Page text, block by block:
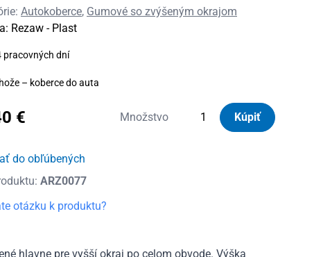
Autokoberce, Gumové so zvýšeným okrajom
Rezaw - Plast
pracovných dní
– koberce do auta
€ Množstvo
množstvo
Combi
Kúpiť
do obľúbených
ARZ0077
otázku k produktu?
hlavne pre vyšší okraj po celom obvode. Výška